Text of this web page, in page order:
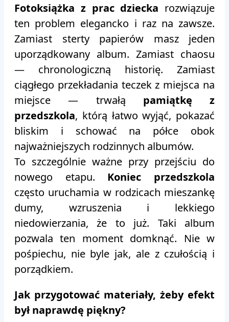
Fotoksiążka z prac dziecka rozwiązuje
ten problem elegancko i raz na zawsze.
Zamiast sterty papierów masz jeden
uporządkowany album. Zamiast chaosu
— chronologiczną historię. Zamiast
ciągłego przekładania teczek z miejsca na
miejsce — trwałą pamiątkę z
przedszkola, którą łatwo wyjąć, pokazać
bliskim i schować na półce obok
najważniejszych rodzinnych albumów.
To szczególnie ważne przy przejściu do
nowego etapu. Koniec przedszkola
często uruchamia w rodzicach mieszankę
dumy, wzruszenia i lekkiego
niedowierzania, że to już. Taki album
pozwala ten moment domknąć. Nie w
pośpiechu, nie byle jak, ale z czułością i
porządkiem.
Jak przygotować materiały, żeby efekt
był naprawdę piękny?